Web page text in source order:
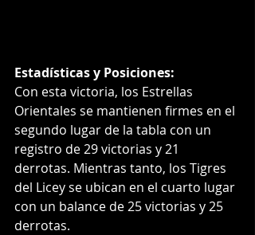
Estadísticas y Posiciones:
Con esta victoria, los Estrellas
Orientales se mantienen firmes en el
segundo lugar de la tabla con un
registro de 29 victorias y 21
derrotas. Mientras tanto, los Tigres
del Licey se ubican en el cuarto lugar
con un balance de 25 victorias y 25
derrotas.